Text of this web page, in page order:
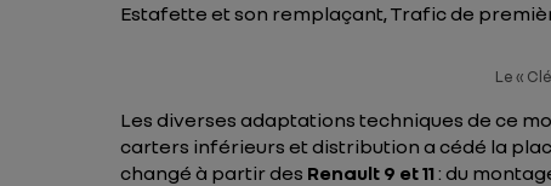
Estafette et son remplaçant, Trafic de
Le «
Les diverses adaptations techniques de ce
carters inférieurs et distribution a cédé la
changé à partir des Renault 9 et 11: du